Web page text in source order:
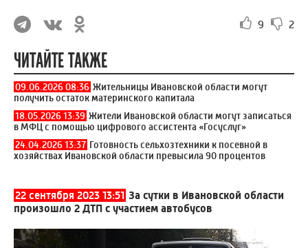
9 2
ЧИТАЙТЕ ТАКЖЕ
09.06.2026 08:36 Жительницы Ивановской области могут
получить остаток материнского капитала
18.05.2026 13:39 Жители Ивановской области могут записаться
в МФЦ с помощью цифрового ассистента «Госуслуг»
24.04.2026 13:37 Готовность сельхозтехники к посевной в
хозяйствах Ивановской области превысила 90 процентов
22 сентября 2023 13:51 За сутки в Ивановской области
произошло 2 ДТП с участием автобусов